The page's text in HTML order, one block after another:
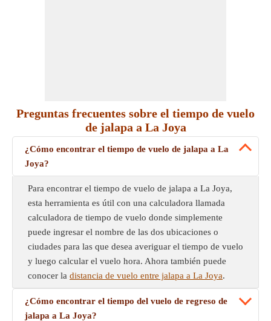
Preguntas frecuentes sobre el tiempo de vuelo
de jalapa a La Joya
¿Cómo encontrar el tiempo de vuelo de jalapa a La
Joya?
Para encontrar el tiempo de vuelo de jalapa a La Joya,
esta herramienta es útil con una calculadora llamada
calculadora de tiempo de vuelo donde simplemente
puede ingresar el nombre de las dos ubicaciones o
ciudades para las que desea averiguar el tiempo de vuelo
y luego calcular el vuelo hora. Ahora también puede
conocer la distancia de vuelo entre jalapa a La Joya.
¿Cómo encontrar el tiempo del vuelo de regreso de
jalapa a La Joya?